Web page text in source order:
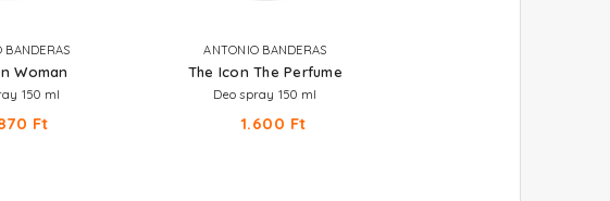
BANDERAS
Woman
150 ml
Ft
ANTONIO BANDERAS
The Icon The Perfume
Deo spray 150 ml
1.600 Ft